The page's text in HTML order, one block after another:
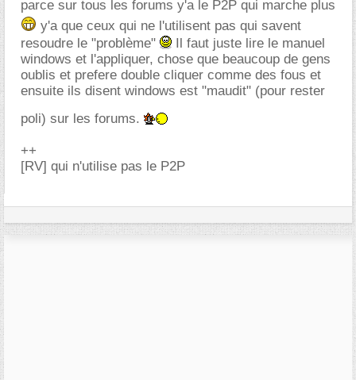
parce sur tous les forums y'a le P2P qui marche plus
y'a que ceux qui ne l'utilisent pas qui savent
resoudre le "problème"
Il faut juste lire le manuel
windows et l'appliquer, chose que beaucoup de gens
oublis et prefere double cliquer comme des fous et
ensuite ils disent windows est "maudit" (pour rester
poli) sur les forums.
++
[RV] qui n'utilise pas le P2P